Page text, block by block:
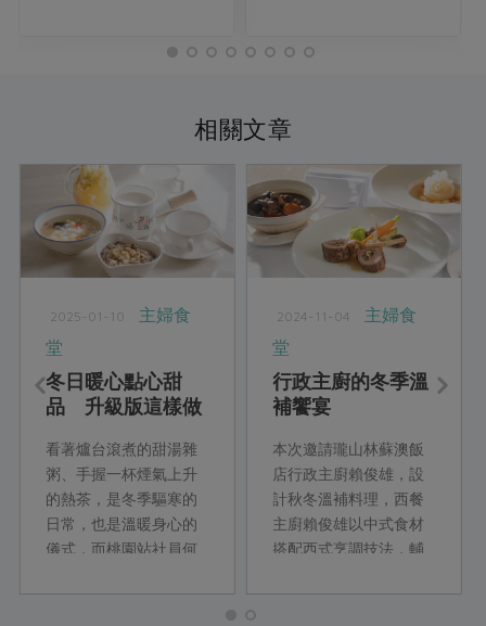
相關文章
2025-01-10
主婦食
堂
冬日暖心點心甜
品 升級版這樣做
看著爐台滾煮的甜湯雜
粥、手握一杯煙氣上升
的熱茶，是冬季驅寒的
日常，也是溫暖身心的
儀式，而桃園站社員何
常見的冬季飲品甜湯，
2024-11-04
主婦食
堂
行政主廚的冬季溫
補饗宴
本次邀請瓏山林蘇澳飯
店行政主廚賴俊雄，設
計秋冬溫補料理，西餐
主廚賴俊雄以中式食材
搭配西式烹調技法，輔
計，融合呈現出Fusion